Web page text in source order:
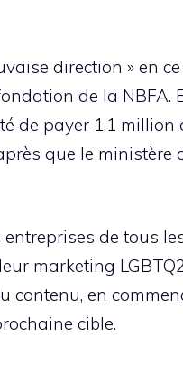
direction » en ce
de la NBFA.
de payer 1,1 million
que le
de tous
marketing
contenu, en
cible.